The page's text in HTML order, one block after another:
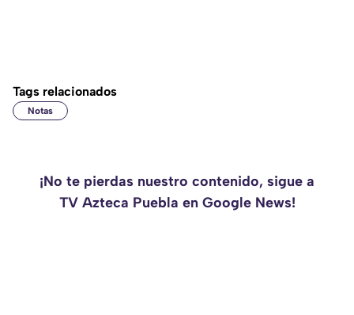
Tags relacionados
Notas
¡No te pierdas nuestro contenido, sigue a
TV Azteca Puebla en Google News!